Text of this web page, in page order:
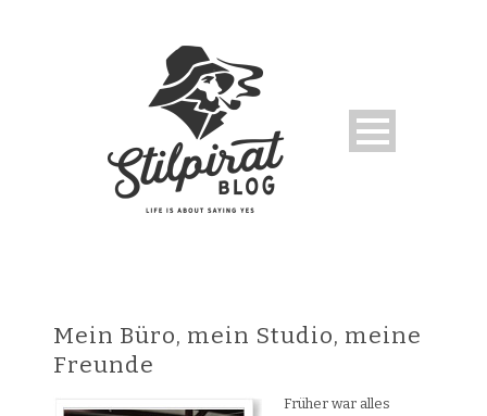
Mein Büro, mein Studio, meine
Freunde
Früher war alles